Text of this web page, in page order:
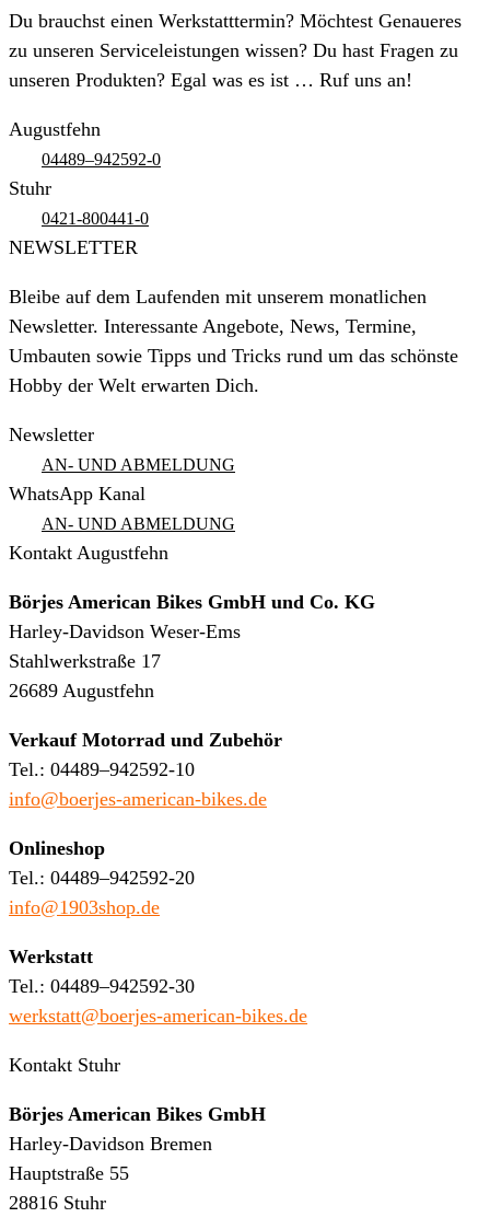
Du brauchst einen Werkstatttermin? Möchtest Genaueres
zu unseren Serviceleistungen wissen? Du hast Fragen zu
unseren Produkten? Egal was es ist … Ruf uns an!
Augustfehn
04489–942592-0
Stuhr
0421-800441-0
NEWSLETTER
Bleibe auf dem Laufenden mit unserem monatlichen
Newsletter. Interessante Angebote, News, Termine,
Umbauten sowie Tipps und Tricks rund um das schönste
Hobby der Welt erwarten Dich.
Newsletter
AN- UND ABMELDUNG
WhatsApp Kanal
AN- UND ABMELDUNG
Kontakt Augustfehn
Börjes American Bikes GmbH und Co. KG
Harley-Davidson Weser-Ems
Stahlwerkstraße 17
26689 Augustfehn
Verkauf Motorrad und Zubehör
Tel.: 04489–942592-10
info@boerjes-american-bikes.de
Onlineshop
Tel.: 04489–942592-20
info@1903shop.de
Werkstatt
Tel.: 04489–942592-30
werkstatt@boerjes-american-bikes.de
Kontakt Stuhr
Börjes American Bikes GmbH
Harley-Davidson Bremen
Hauptstraße 55
28816 Stuhr